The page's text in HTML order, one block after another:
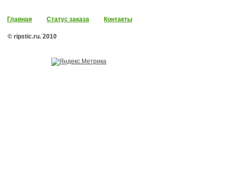
Главная Статус заказа Контакты
© ripstic.ru. 2010